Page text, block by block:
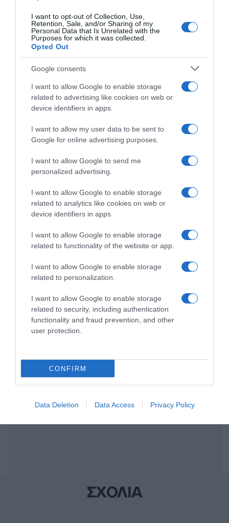
I want to opt-out of Collection, Use,
Retention, Sale, and/or Sharing of my
Personal Data that Is Unrelated with the
Purposes for which it was collected.
Opted Out
Google consents
I want to allow Google to enable storage
related to advertising like cookies on web or
device identifiers in apps.
I want to allow my user data to be sent to
Google for online advertising purposes.
I want to allow Google to send me
personalized advertising.
I want to allow Google to enable storage
related to analytics like cookies on web or
device identifiers in apps.
I want to allow Google to enable storage
related to functionality of the website or app.
I want to allow Google to enable storage
related to personalization.
I want to allow Google to enable storage
related to security, including authentication
functionality and fraud prevention, and other
user protection.
CONFIRM
Data Deletion Data Access Privacy Policy
περίοδο ήταν ακραίο”.
ΔΙΑΦΗΜΙΣΗ
Προσθήκη ως προτεινόμενη
πηγή στην Google
Ακολούθησε το debater.gr στοGoogle News
SURVIVOR SURVIVOR 2021 SURVIVOR 4
THE BACHELOR ΑΛΕΞΗΣ ΠΑΠΠΑΣ
ΣΧΟΛΙΑ